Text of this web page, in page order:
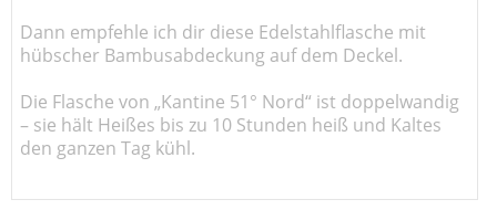
Dann empfehle ich dir diese Edelstahlflasche mit
hübscher Bambusabdeckung auf dem Deckel.
Die Flasche von „Kantine 51° Nord“ ist doppelwandig
– sie hält Heißes bis zu 10 Stunden heiß und Kaltes
den ganzen Tag kühl.